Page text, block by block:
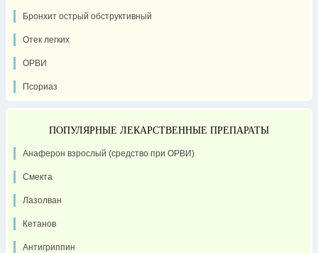
Бронхит острый обструктивный
Отек легких
ОРВИ
Псориаз
ПОПУЛЯРНЫЕ ЛЕКАРСТВЕННЫЕ ПРЕПАРАТЫ
Анаферон взрослый (средство при ОРВИ)
Смекта
Лазолван
Кетанов
Антигриппин